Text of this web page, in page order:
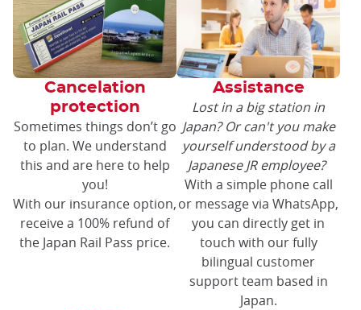
Cancelation
protection
Sometimes things don’t go
to plan. We understand
this and are here to help
you!
With our insurance option,
receive a 100% refund of
the Japan Rail Pass price.
Assistance
Lost in a big station in
Japan? Or can't you make
yourself understood by a
Japanese JR employee?
With a simple phone call
or message via WhatsApp,
you can directly get in
touch with our fully
bilingual customer
support team based in
Japan.